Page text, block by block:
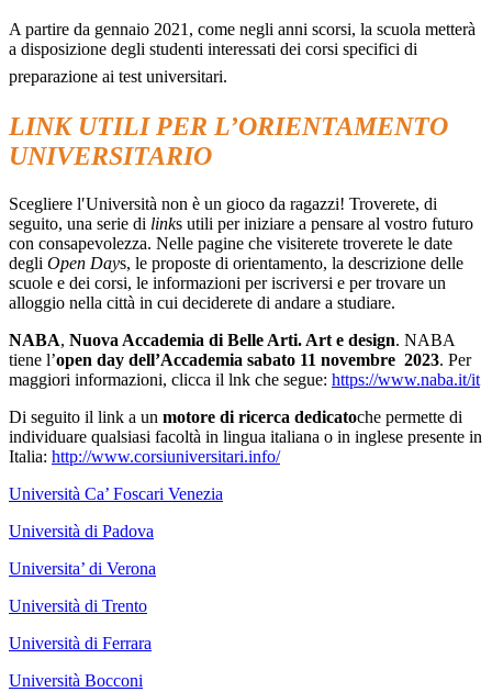
A partire da gennaio 2021, come negli anni scorsi, la scuola metterà
a disposizione degli studenti interessati dei corsi specifici di
preparazione ai test universitari.
LINK UTILI PER L’ORIENTAMENTO
UNIVERSITARIO
Scegliere l′Università non è un gioco da ragazzi! Troverete, di
seguito, una serie di links utili per iniziare a pensare al vostro futuro
con consapevolezza. Nelle pagine che visiterete troverete le date
degli Open Days, le proposte di orientamento, la descrizione delle
scuole e dei corsi, le informazioni per iscriversi e per trovare un
alloggio nella città in cui deciderete di andare a studiare.
NABA, Nuova Accademia di Belle Arti. Art e design. NABA
tiene l’open day dell’Accademia sabato 11 novembre 2023. Per
maggiori informazioni, clicca il lnk che segue: https://www.naba.it/it
Di seguito il link a un motore di ricerca dedicatoche permette di
individuare qualsiasi facoltà in lingua italiana o in inglese presente in
Italia: http://www.corsiuniversitari.info/
Università Ca’ Foscari Venezia
Università di Padova
Universita’ di Verona
Università di Trento
Università di Ferrara
Università Bocconi